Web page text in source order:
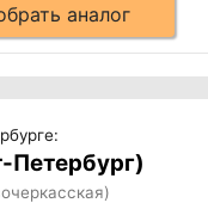
аналог
Петербург)